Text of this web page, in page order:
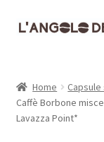
Vai
Vai
Carrello
Home
Caffè Borbone
Lavazza Point*